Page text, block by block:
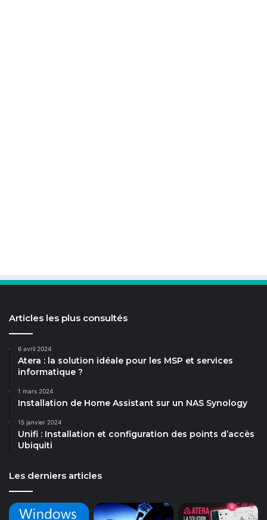
Articles les plus consultés
6 avril 2024
Atera : la solution idéale pour les MSP et services
informatique ?
1 mars 2024
Installation de Home Assistant sur un NAS Synology
15 janvier 2024
Unifi : Installation et configuration des points d’accès
Ubiquiti
Les derniers articles